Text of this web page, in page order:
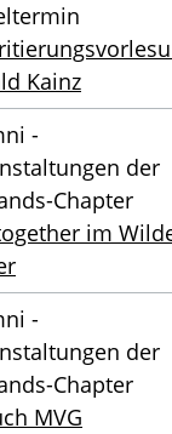
Kainz
-
der
Chapter
im
-
der
Chapter
MVG